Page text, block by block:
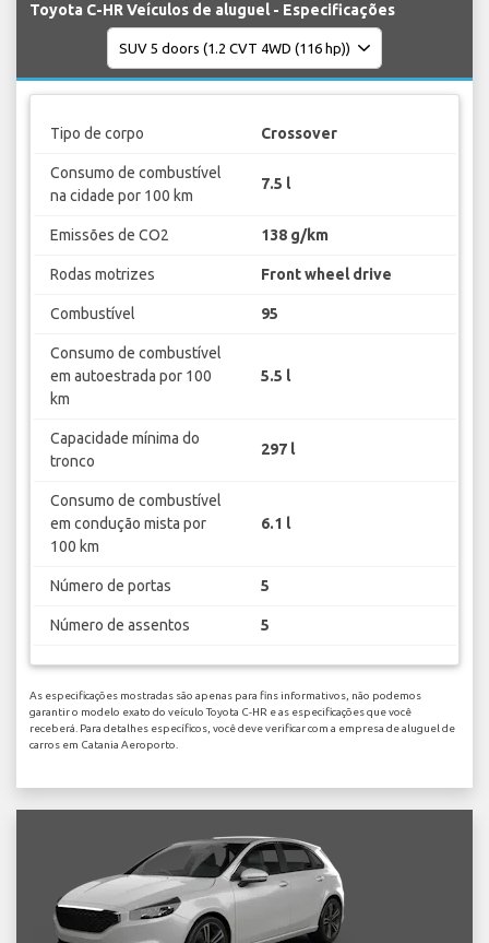
Toyota C-HR Veículos de aluguel - Especificações
Tipo de corpo Crossover
Consumo de combustível
na cidade por 100 km
7.5 l
Emissões de CO2 138 g/km
Rodas motrizes Front wheel drive
Combustível 95
Consumo de combustível
em autoestrada por 100
km
5.5 l
Capacidade mínima do
tronco
297 l
Consumo de combustível
em condução mista por
100 km
6.1 l
Número de portas 5
Número de assentos 5
As especificações mostradas são apenas para fins informativos, não podemos
garantir o modelo exato do veículo Toyota C-HR e as especificações que você
receberá. Para detalhes específicos, você deve verificar com a empresa de aluguel de
carros em Catania Aeroporto.